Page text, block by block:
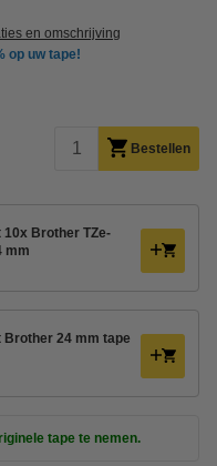
en omschrijving
op uw tape!
Bestellen
Brother TZe-
mm
24 mm tape
tape te nemen.